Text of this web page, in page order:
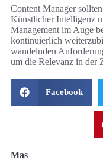
Content Manager
Künstlicher Intelligenz
Management im Auge
kontinuierlich
wandelnden
um die Relevanz in der
Facebook
Mas